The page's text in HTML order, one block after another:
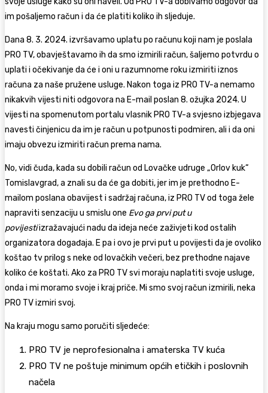
im pošaljemo račun i da će platiti koliko ih sljeduje.
Dana 8. 3. 2024. izvršavamo uplatu po računu koji nam je poslala
PRO TV, obavještavamo ih da smo izmirili račun, šaljemo potvrdu o
uplati i očekivanje da će i oni u razumnome roku izmiriti iznos
računa za naše pružene usluge. Nakon toga iz PRO TV-a nemamo
nikakvih vijesti niti odgovora na E-mail poslan 8. ožujka 2024. U
vijesti na spomenutom portalu vlasnik PRO TV-a svjesno izbjegava
navesti činjenicu da im je račun u potpunosti podmiren, ali i da oni
imaju obvezu izmiriti račun prema nama.
No, vidi čuda, kada su dobili račun od Lovačke udruge „Orlov kuk“
Tomislavgrad, a znali su da će ga dobiti, jer im je prethodno E-
mailom poslana obavijest i sadržaj računa, iz PRO TV od toga žele
napraviti senzaciju u smislu one Evo ga prvi put u
povijestiizražavajući nadu da ideja neće zaživjeti kod ostalih
organizatora događaja. E pa i ovo je prvi put u povijesti da je ovoliko
koštao tv prilog s neke od lovačkih večeri, bez prethodne najave
koliko će koštati. Ako za PRO TV svi moraju naplatiti svoje usluge,
onda i mi moramo svoje i kraj priče. Mi smo svoj račun izmirili, neka
PRO TV izmiri svoj.
Na kraju mogu samo poručiti sljedeće:
PRO TV je neprofesionalna i amaterska TV kuća
PRO TV ne poštuje minimum općih etičkih i poslovnih
načela